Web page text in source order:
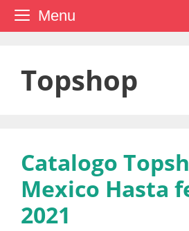
Saltar Menu
Topshop
Catalogo
Mexico Hasta
2021